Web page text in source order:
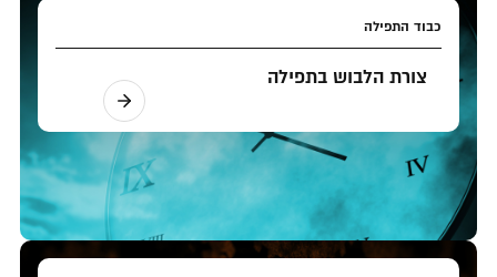
כבוד התפילה
צורת הלבוש בתפילה